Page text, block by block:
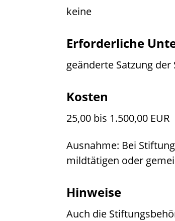
keine
Erforderliche
geänderte Satzung
Kosten
25,00 bis 1.500,00 EUR
Ausnahme: Bei
mildtätigen oder
Hinweise
Auch die